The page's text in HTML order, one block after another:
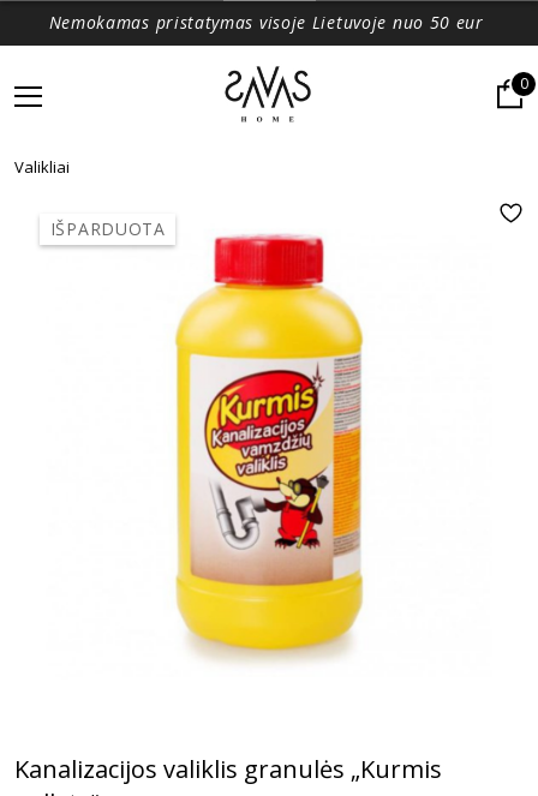
Nemokamas pristatymas visoje Lietuvoje nuo 50 eur
0
Valikliai
IŠPARDUOTA
Kanalizacijos valiklis granulės „Kurmis